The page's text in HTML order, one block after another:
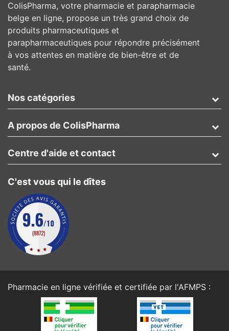
ColisPharma, votre pharmacie et parapharmacie
belge en ligne, propose un très grand choix de
produits pharmaceutiques et
parapharmaceutiques pour répondre précisément
à vos attentes en matière de bien-être et de
santé.
Nos catégories
A propos de ColisPharma
C'est vous qui le dîtes
Centre d'aide et contact
Pharmacie en ligne vérifiée et certifiée par l'AFMPS :